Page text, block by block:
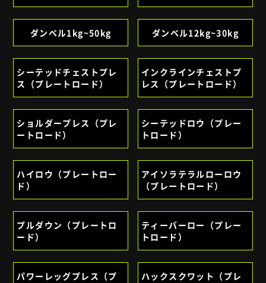
ダンベル1kg~50kg ダンベル12kg~30kg
シーテッドチェストプレ
ス（プレートロード）
インクラインチェストプ
レス（プレートロード）
ショルダープレス（プレ
ートロード）
シーテッドロウ（プレー
トロード）
ハイロウ（プレートロー
ド）
アイソラテラルローロウ
（プレートロード）
プルダウン（プレートロ
ード）
ティーバーロー（プレー
トロード）
パワーレッグプレス（プ
ハックスクワット（プレ